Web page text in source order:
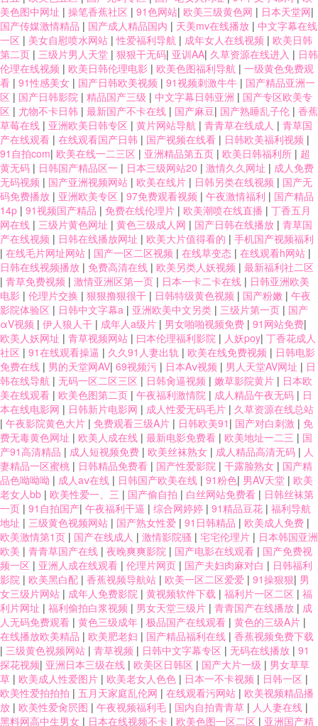
美色图中网址 | 操笔香蕉社区 | 91色网站| 欧美三级黄色网 | 日本天堂网|
国产传媒激情精品 | 国产成人精品国内 | 天美mv在线播放 | 中文字幕在线
一区 | 美女自慰喷水网站 |性爱福利导航 | 成年女人在线视频 | 欧美日韩
第二页 | 三级片男人天堂 | 狠狠干无码| 亚训AA| 久草资源在线进入 | 日韩
伦理在线视频 | 欧美日韩伦理电影 | 欧美色图福利导航 | 一级黄色免费观
看 | 91性感美女 | 国产日韩欧美视频 | 91视频刺激牛牛 | 国产精品亚洲一
区 | 国产日韩影院 | 精品国产三级 | 中文字幕日韩亚洲 | 国产专区欧美专
区 | 尤物不卡日韩 | 最新国产不卡在线 | 国产麻豆| 国产熟睡乱子伦 | 香蕉
草莓在线 | 亚洲欧美日韩专区 | 黄片网站导航 | 青青草在线成人 | 青草国
产在线观看 | 在线观看国产日韩 | 国产视频在线看 | 日韩欧美福利视频 |
91自拍com| 欧美在线一二三区 | 亚洲精品第五页 | 欧美日韩福利所 | 超
黄无码 | 日韩国产精品区一 | 日本三级网站20 | 激情久久网址 | 成人免费
无码视频 | 国产亚洲视频网站 | 欧美在线片 | 日韩另类在线视频 | 国产无
码免费播放 | 亚洲欧美专区 | 97免费观看视频 | 午夜激情福利 | 国产精品
14p | 91视频国产精品 | 免费在线伦理片 | 欧美潮喷在线直播 | 丁香五月
网在线 | 三级片黄色网址 | 黄色三级成人网 | 国产日韩在线播放 | 青草国
产在线视频 | 日韩在线播放网址 | 欧美大片值得看的 | 手机国产视频福利
| 在线毛片网址网站 | 国产一区二区视频 | 在线草变态 | 在线观看h网站 |
日韩在线视频播放 | 免费高清在线 | 欧美另类人妖视频 | 最新福利社二区
| 青草免费视频 | 激情亚洲区第一页 | 日本一卡二卡在线 | 日韩亚洲欧美
电影 | 伦理片交换 | 狠狠撸狠很干 | 日韩特级黄色视频 | 国产粉嫩 | 午夜
影院体验区 | 日韩中文字幕a | 亚洲欧美中文另类 | 三级片第一页 | 国产
αV视频 | 伊人狼人干 | 成年人a级片 | 男女啪啪视频免费 | 91网站免费|
欧美人妖网址 | 青草视频网站 | 曰本伦理福利影院 | 人妖poy| 丁香花成人
社区 | 91在线观看操逼 | 久久91人妻出轨 | 欧美在线免费视频 | 日韩电影
免费在线 | 男的天堂网AV| 69视频污 | 日本Aⅴ视频 | 男人天堂AV网址 | 日
韩在线导航 | 无码一区二区三区 | 日韩肏逼视频 | 嫩草影院黄片 | 日本欧
美在线观看 | 欧美色图第二页 | 午夜福利激情院 | 成人精品午夜无码 | 日
本在线电影网 | 日韩新片电影网 | 成人性爱无码毛片 | 久草资源在线总站
| 午夜影院黄色大片 | 免费观看三级A片 | 日韩欧美91 | 国产对白刺激 | 免
费无毒黄色网址 | 欧美人成在线 | 最新电影免费看 | 欧美地址一二三 | 国
产91高清精品 | 成人短视频免费 | 欧美丝袜熟女 | 成人精品高清无码 | 人
妻精品一区蜜桃 | 日韩精品免费看 | 国产性爱影院 | 干露脸熟女 | 国产精
品色呦呦呦 | 成人aⅴ在线 | 日韩国产欧美在线 | 91粉色| 男AV天堂 | 欧美
老女人bb | 欧美性爱一、三 | 国产偷自拍 | 白丝网站免费看 | 日韩丝袜第
一页 | 91自拍国产| 午夜福利干逼 | 综合网婷婷 | 91精品豆花 | 福利导航
地址 | 三级黄色视频网站 | 国产熟女性爱 | 91日韩精品 | 欧美成人免费 |
欧美激情第1页 | 国产在线成人 | 激情影院骚 | 宅宅伦理片 | 日本韩国亚洲
欧美 | 青青草国产在线 | 夜晚爽爽影院 | 国产电影在线观看 | 国产免费视
频一区 | 亚洲人成在线观看 | 伦理片网页 | 国产夫妇肉麻对白 | 日韩福利
影院 | 欧美黑白配 | 香蕉视频导航站 | 欧美一区二区爱爱 | 91操狠狠| 男
女三级片网站 | 成年人免费影院 | 黄视频软件下载 | 福利片一区二区 | 福
利片网址 | 福利偷拍白浆视频 | 男女天堂三级片 | 青青国产在线播放 | 成
人无码免费观看 | 黄色三级成年 | 极品国产在线观看 | 黄色的三级A片 |
在线播放欧美精品 | 欧美肥老妇 | 国产精品福利在线 | 香蕉视频免费下载
| 三级黄色视频网站 | 青草视频 | 日韩中文字幕专区 | 无码在线播放 | 91
探花视频| 亚洲日本三级在线 | 欧美区日韩区 | 国产大片一级 | 男女草草
草 | 欧美成人性爱图片 | 欧美老女人色色 | 日本一不卡视频 | 日韩一区 |
欧美性爱拍拍拍 | 五月天家庭乱伦网 | 在线观看污网站 | 欧美视频精品播
放 | 欧美性爱肏屄图 | 午夜视频福利毛 | 国内自拍青青草 | 人人妻在线 |
黑料网高中生男女 | 日本在线视频不卡 | 欧美色图一区二区 | 亚洲国产精